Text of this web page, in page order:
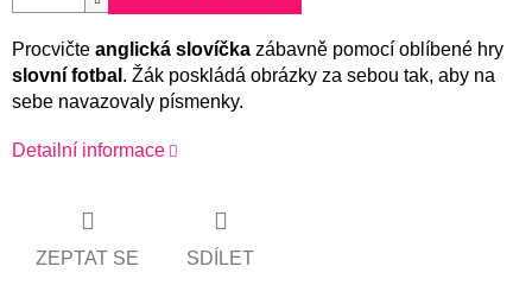
Procvičte anglická slovíčka zábavně pomocí oblíbené hry
slovní fotbal . Žák poskládá obrázky za sebou tak, aby na
sebe navazovaly písmenky.
Detailní informace
ZEPTAT SE SDÍLET